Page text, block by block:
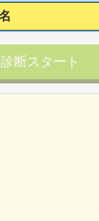
診断スタート